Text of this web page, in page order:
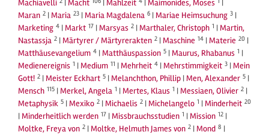
Machiavelli | Macht | Mahlzeit | Maimonides, Moses
|
Maran 2 | Maria 23 | Maria Magdalena 6 | Mariae Heimsuchung 3 |
Marketing 4 | Markt 17 | Marsyas 2 | Marthaler, Christoph 1 | Martin,
Nastassja 2 | Märtyrer / Märtyrerakten 2 | Maschine 14 | Materie 20 |
Matthäusevangelium 4 | Matthäuspassion 5 | Maurus, Rhabanus 1 |
Medienereignis 1 | Medium 11 | Mehrheit 4 | Mehrstimmigkeit 3 | Mein
Gott! 2 | Meister Eckhart 5 | Melanchthon, Phillip | Men, Alexander 5 |
Mensch 115 | Merkel, Angela 1 | Mertes, Klaus 1 | Messiaen, Olivier 2 |
Metaphysik 5 | Mexiko 2 | Michaelis 2 | Michelangelo 1 | Minderheit 20
| Minderheitlich werden 17 | Missbrauchsstudien 1 | Mission 12 |
Moltke, Freya von 2 | Moltke, Helmuth James von 2 | Mond 8 |